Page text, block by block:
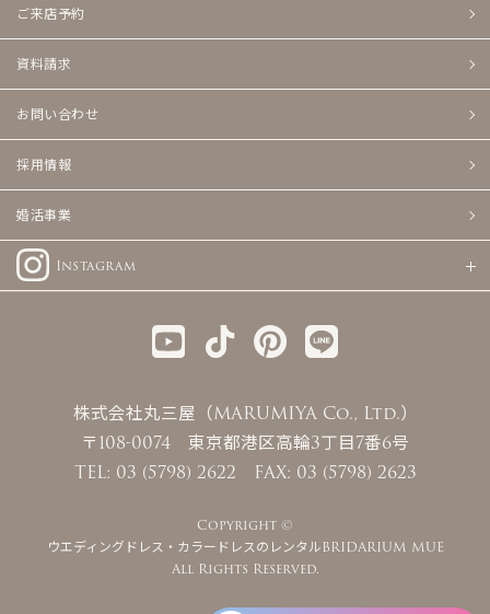
ご来店予約
資料請求
お問い合わせ
採用情報
婚活事業
Instagram
株式会社丸三屋（MARUMIYA Co., Ltd.）
〒108-0074 東京都港区高輪3丁目7番6号
TEL: 03 (5798) 2622 FAX: 03 (5798) 2623
Copyright ©
ウエディングドレス・カラードレスのレンタルBRIDARIUM MUE
All Rights Reserved.